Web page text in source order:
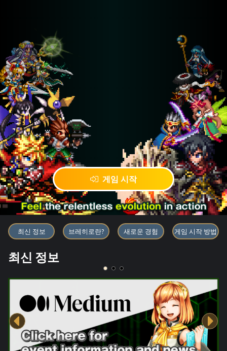
게임 시작
블록체인 게임 「BRAVE
최신 정보 브레히로란? 새로운 경험 게임 시작 방법
최신 정보